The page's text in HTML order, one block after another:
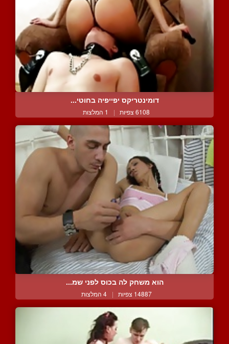
דומינטריקס יפייפיה בחוטי...
6108 צפיות | 1 המלצות
הוא משחק לה בכוס לפני שמ...
14887 צפיות | 4 המלצות